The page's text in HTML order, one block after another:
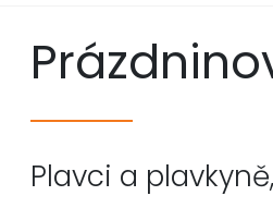
Plavci a plavkyně,